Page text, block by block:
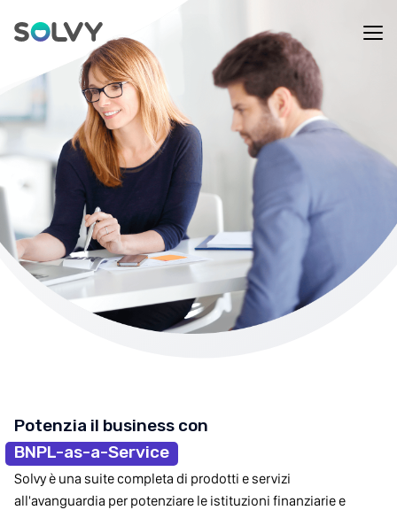
Potenzia il business con
BNPL-as-a-Service
Solvy è una suite completa di prodotti e servizi
all'avanguardia per potenziare le istituzioni finanziarie e